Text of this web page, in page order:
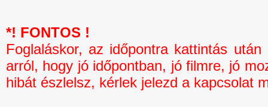
*! FONTOS !
Foglaláskor, az időpontra kattintás
arról, hogy jó időpontban, jó filmre, jó
hibát észlelsz, kérlek jelezd a kapcsolat